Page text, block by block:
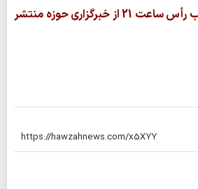
- سفرنامه اربعین هرشب رأس ساعت 21 از خبرگزاری حوزه منتشر